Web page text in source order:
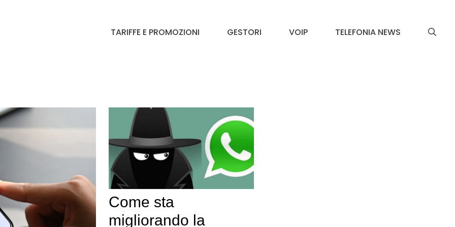
TARIFFE E PROMOZIONI GESTORI VOIP TELEFONIA NEWS
Come sta
migliorando la